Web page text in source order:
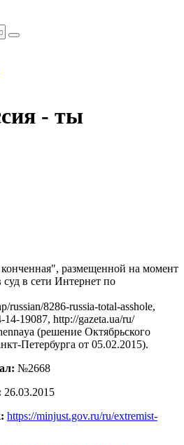
- ты
конченная", размещенной на момент
суд в сети Интернет по
russian/8286-russia-total-asshole,
19087, http://gazeta.ua/ru/
(решение Октябрьского
Петербурга от 05.02.2015).
№2668
26.03.2015
https://minjust.gov.ru/ru/extremist-